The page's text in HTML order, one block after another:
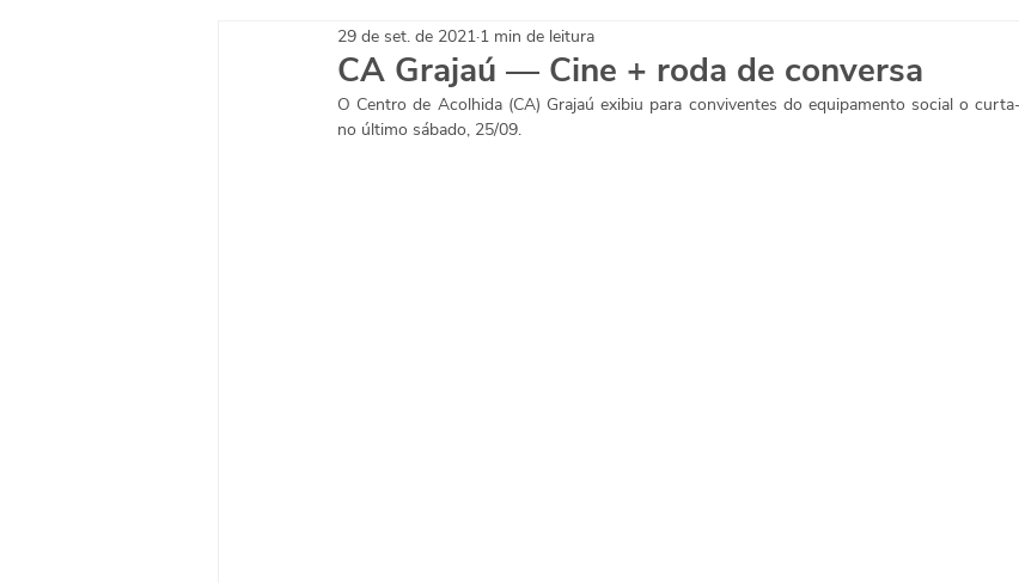
Ação Social Habitação
CA Grajaú — Cine + roda de conversa
29 de set. de 2021 1 min de leitura
O Centro de Acolhida (CA) Grajaú exibiu para conviventes do equipamento social o
no último sábado, 25/09.